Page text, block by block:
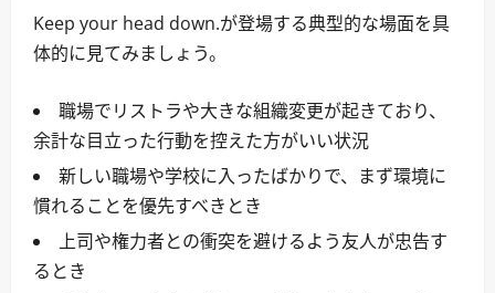
Keep your head down.が登場する典型的な場面を具
体的に見てみましょう。
職場でリストラや大きな組織変更が起きており、
余計な目立った行動を控えた方がいい状況
新しい職場や学校に入ったばかりで、まず環境に
慣れることを優先すべきとき
上司や権力者との衝突を避けるよう友人が忠告す
るとき